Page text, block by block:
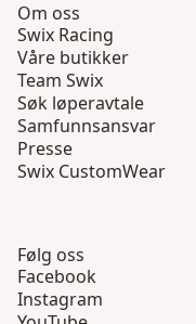
Om oss
Swix Racing
Våre butikker
Team Swix
Søk løperavtale
Samfunnsansvar
Presse
Swix CustomWear
Følg oss
Facebook
Instagram